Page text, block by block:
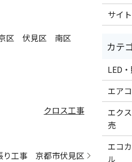
区 伏見区 南区
クロス工事
り工事 京都市伏見区
サイ
LED
エア
エク
売
エコ
ル